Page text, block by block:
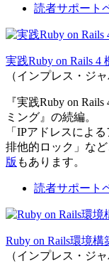
読者サポート
実践Ruby on Rails 4
（インプレス・ジャ
『実践Ruby on
ミング』の続編。
「IPアドレスによ
排他的ロック」な
版 もあります。
読者サポート
Ruby on Rails環境構
（インプレス・ジャ